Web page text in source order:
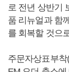
로 전년 상반기
품 리뉴얼과 함
를 회복할 것으
주문자상표부